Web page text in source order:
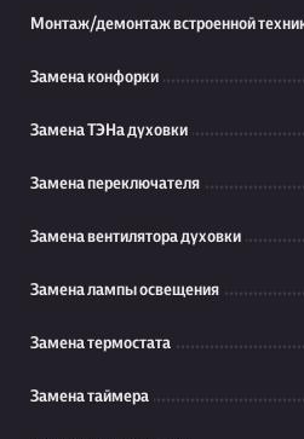
Монтаж/демонтаж встроенной
Замена конфорки
Замена ТЭНа духовки
Замена переключателя
Замена вентилятора духовки
Замена лампы освещения
Замена термостата
Замена таймера